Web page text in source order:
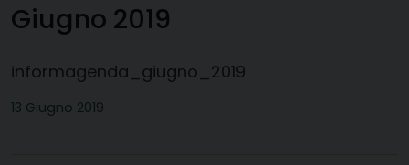
Giugno 2019
informagenda_giugno_2019
13 Giugno 2019